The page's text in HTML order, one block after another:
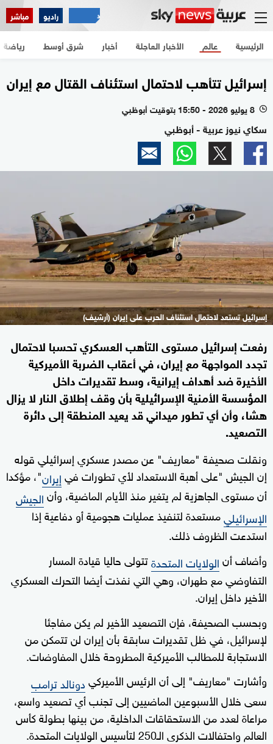
راديو مباشر
الرئيسية الأخبار العاجلة أخبار شرق أوسط عالم رياضة
إسرائيل تتأهب لاحتمال استئناف القتال مع إيران
l 8 يوليو 2026 - 15:50 بتوقيت أبوظبي
سكاي نيوز عربية - أبوظبي
إسرائيل تستعد لاحتمال استئناف الحرب على إيران (أرشيف)
رفعت إسرائيل مستوى التأهب العسكري تحسبا لاحتمال
تجدد المواجهة مع إيران، في أعقاب الضربة الأميركية
الأخيرة ضد أهداف إيرانية، وسط تقديرات داخل
المؤسسة الأمنية الإسرائيلية بأن وقف إطلاق النار لا يزال
هشا، وأن أي تطور ميداني قد يعيد المنطقة إلى دائرة
التصعيد.
ونقلت صحيفة "معاريف" عن مصدر عسكري إسرائيلي قوله
إن الجيش "على أهبة الاستعداد لأي تطورات فيإيران"، مؤكدا
أن مستوى الجاهزية لم يتغير منذ الأيام الماضية، وأنالجيش
الإسرائيليمستعدة لتنفيذ عمليات هجومية أو دفاعية إذا
استدعت الظروف ذلك.
وأضاف أنالولايات المتحدةتتولى حاليا قيادة المسار
التفاوضي مع طهران، وهي التي نفذت أيضا التحرك العسكري
الأخير داخل إيران.
وبحسب الصحيفة، فإن التصعيد الأخير لم يكن مفاجئا
لإسرائيل، في ظل تقديرات سابقة بأن إيران لن تتمكن من
الاستجابة للمطالب الأميركية المطروحة خلال المفاوضات.
وأشارت "معاريف" إلى أن الرئيس الأميركيدونالد ترامب
سعى خلال الأسبوعين الماضيين إلى تجنب أي تصعيد واسع،
مراعاة لعدد من الاستحقاقات الداخلية، من بينها بطولة كأس
العالم واحتفالات الذكرى الـ250 لتأسيس الولايات المتحدة.